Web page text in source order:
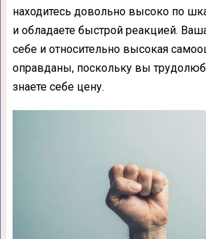
находитесь довольно высоко по
и обладаете быстрой реакцией.
себе и относительно высокая
оправданы, поскольку вы
знаете себе цену.